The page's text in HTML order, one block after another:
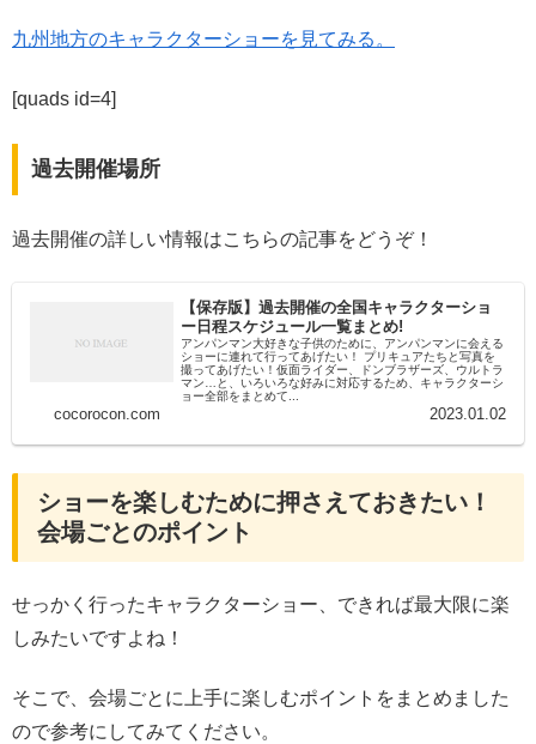
九州地方のキャラクターショーを見てみる。
[quads id=4]
過去開催場所
過去開催の詳しい情報はこちらの記事をどうぞ！
【保存版】過去開催の全国キャラクターショ
ー日程スケジュール一覧まとめ!
アンパンマン大好きな子供のために、アンパンマンに会える
ショーに連れて行ってあげたい！ プリキュアたちと写真を
撮ってあげたい！仮面ライダー、ドンブラザーズ、ウルトラ
マン…と、いろいろな好みに対応するため、キャラクターシ
ョー全部をまとめて...
cocorocon.com 2023.01.02
ショーを楽しむために押さえておきたい！
会場ごとのポイント
せっかく行ったキャラクターショー、できれば最大限に楽
しみたいですよね！
そこで、会場ごとに上手に楽しむポイントをまとめました
ので参考にしてみてください。